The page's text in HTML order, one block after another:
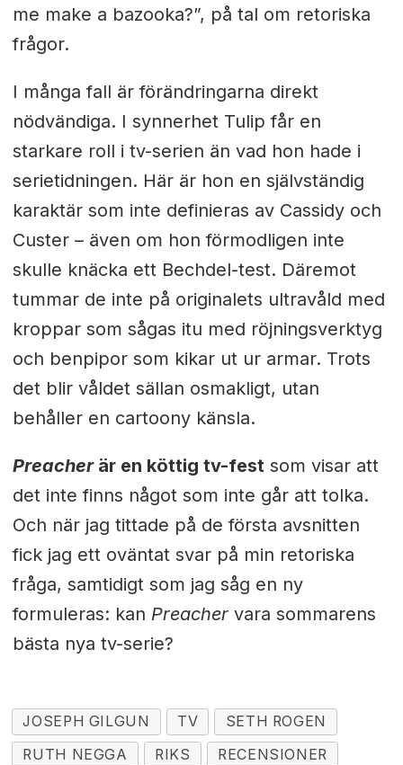
me make a bazooka?”, på tal om retoriska
frågor.
I många fall är förändringarna direkt
nödvändiga. I synnerhet Tulip får en
starkare roll i tv-serien än vad hon hade i
serietidningen. Här är hon en självständig
karaktär som inte definieras av Cassidy och
Custer – även om hon förmodligen inte
skulle knäcka ett Bechdel-test. Däremot
tummar de inte på originalets ultravåld med
kroppar som sågas itu med röjningsverktyg
och benpipor som kikar ut ur armar. Trots
det blir våldet sällan osmakligt, utan
behåller en cartoony känsla.
Preacherär en köttig tv-fest som visar att
det inte finns något som inte går att tolka.
Och när jag tittade på de första avsnitten
fick jag ett oväntat svar på min retoriska
fråga, samtidigt som jag såg en ny
formuleras: kan Preachervara sommarens
bästa nya tv-serie?
JOSEPH GILGUN TV
SETH ROGEN
RUTH NEGGA
RIKS
RECENSIONER